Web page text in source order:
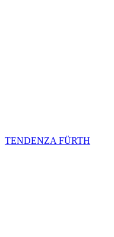
TENDENZA FÜRTH